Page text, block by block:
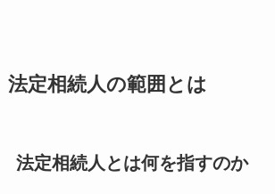
法定相続人の範囲とは
法定相続人とは何を指すのか